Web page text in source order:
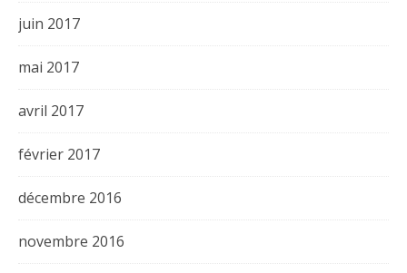
juin 2017
mai 2017
avril 2017
février 2017
décembre 2016
novembre 2016